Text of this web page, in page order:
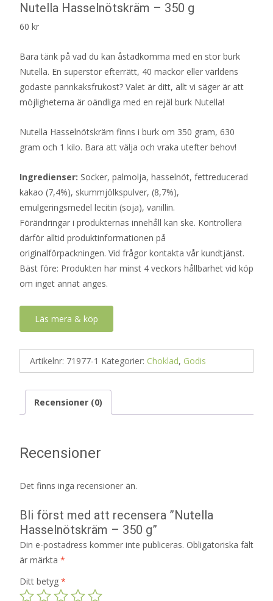
Nutella Hasselnötskräm – 350 g
60 kr
Bara tänk på vad du kan åstadkomma med en stor burk
Nutella. En superstor efterrätt, 40 mackor eller världens
godaste pannkaksfrukost? Valet är ditt, allt vi säger är att
möjligheterna är oändliga med en rejäl burk Nutella!
Nutella Hasselnötskräm finns i burk om 350 gram, 630
gram och 1 kilo. Bara att välja och vraka utefter behov!
Ingredienser: Socker, palmolja, hasselnöt, fettreducerad
kakao (7,4%), skummjölkspulver, (8,7%),
emulgeringsmedel lecitin (soja), vanillin.
Förändringar i produkternas innehåll kan ske. Kontrollera
därför alltid produktinformationen på
originalförpackningen. Vid frågor kontakta vår kundtjänst.
Bäst före: Produkten har minst 4 veckors hållbarhet vid köp
om inget annat anges.
Läs mera & köp
Artikelnr: 71977-1 Kategorier: Choklad, Godis
Recensioner (0)
Recensioner
Det finns inga recensioner än.
Bli först med att recensera ”Nutella
Hasselnötskräm – 350 g”
Din e-postadress kommer inte publiceras. Obligatoriska fält
är märkta *
Ditt betyg *